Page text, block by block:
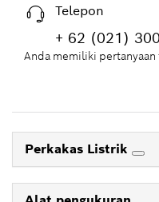
Telepon
+ 62 (021)
Anda memiliki
Perkakas Listrik